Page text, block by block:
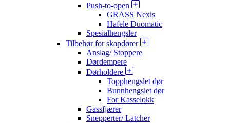
Push-to-open
GRASS Nexis
Hafele Duomatic
Spesialhengsler
Tilbehør for skapdører
Anslag/ Stoppere
Dørdempere
Dørholdere
Topphengslet dør
Bunnhengslet dør
For Kasselokk
Gassfjærer
Snepperter/ Latcher